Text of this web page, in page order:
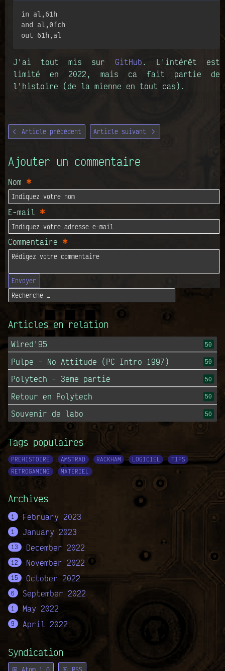
in al,61h
and al,0fch
out 61h,al
J'ai tout mis sur GitHub . L'intérêt est
limité en 2022, mais ca fait partie de
l'histoire (de la mienne en tout cas).
Article précédent Article suivant
Ajouter un commentaire
Nom *
E-mail *
Commentaire *
Envoyer
Articles en relation
50
Wired'95
50
Pulpe - No Attitude (PC Intro 1997)
50
Polytech - 3eme partie
50
Retour en Polytech
50
Souvenir de labo
Tags populaires
PREHISTOIRE AMSTRAD RACKHAM LOGICIEL
TIPS
RETROGAMING
MATERIEL
Archives
1 February 2023
1 January 2023
13 December 2022
12 November 2022
15 October 2022
6 September 2022
1 May 2022
9 April 2022
Syndication